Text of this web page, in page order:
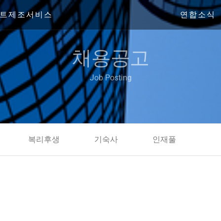
제조서비스 연합소식
채용공고
Job Posting
복리후생 기숙사 인재풀